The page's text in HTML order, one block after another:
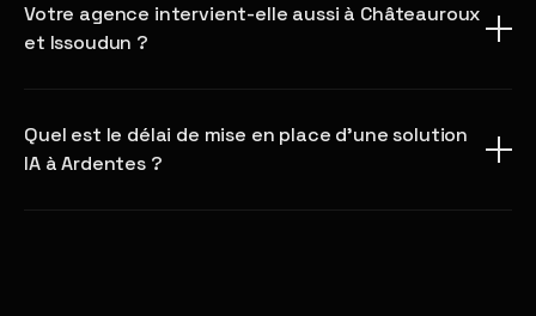
Votre agence intervient-elle aussi à Châteauroux
et Issoudun ?
Quel est le délai de mise en place d'une solution
IA à Ardentes ?